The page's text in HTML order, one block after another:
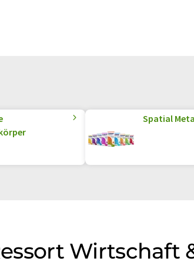
Spatial
Wirtschaft